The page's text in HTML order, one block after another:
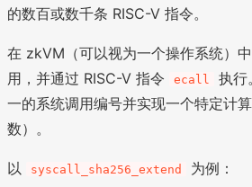
的数百或数千条 RISC-V 指令。
在 zkVM（可以视为一个操作系统）
用，并通过 RISC-V 指令
ecall
执行
一的系统调用编号并实现一个特定计
数）。
以 syscall_sha256_extend 为例：